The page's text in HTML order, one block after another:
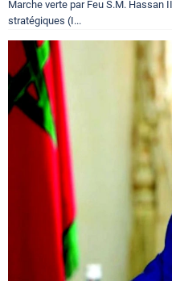
Marche verte par Feu S.M. Hassan
stratégiques (I...